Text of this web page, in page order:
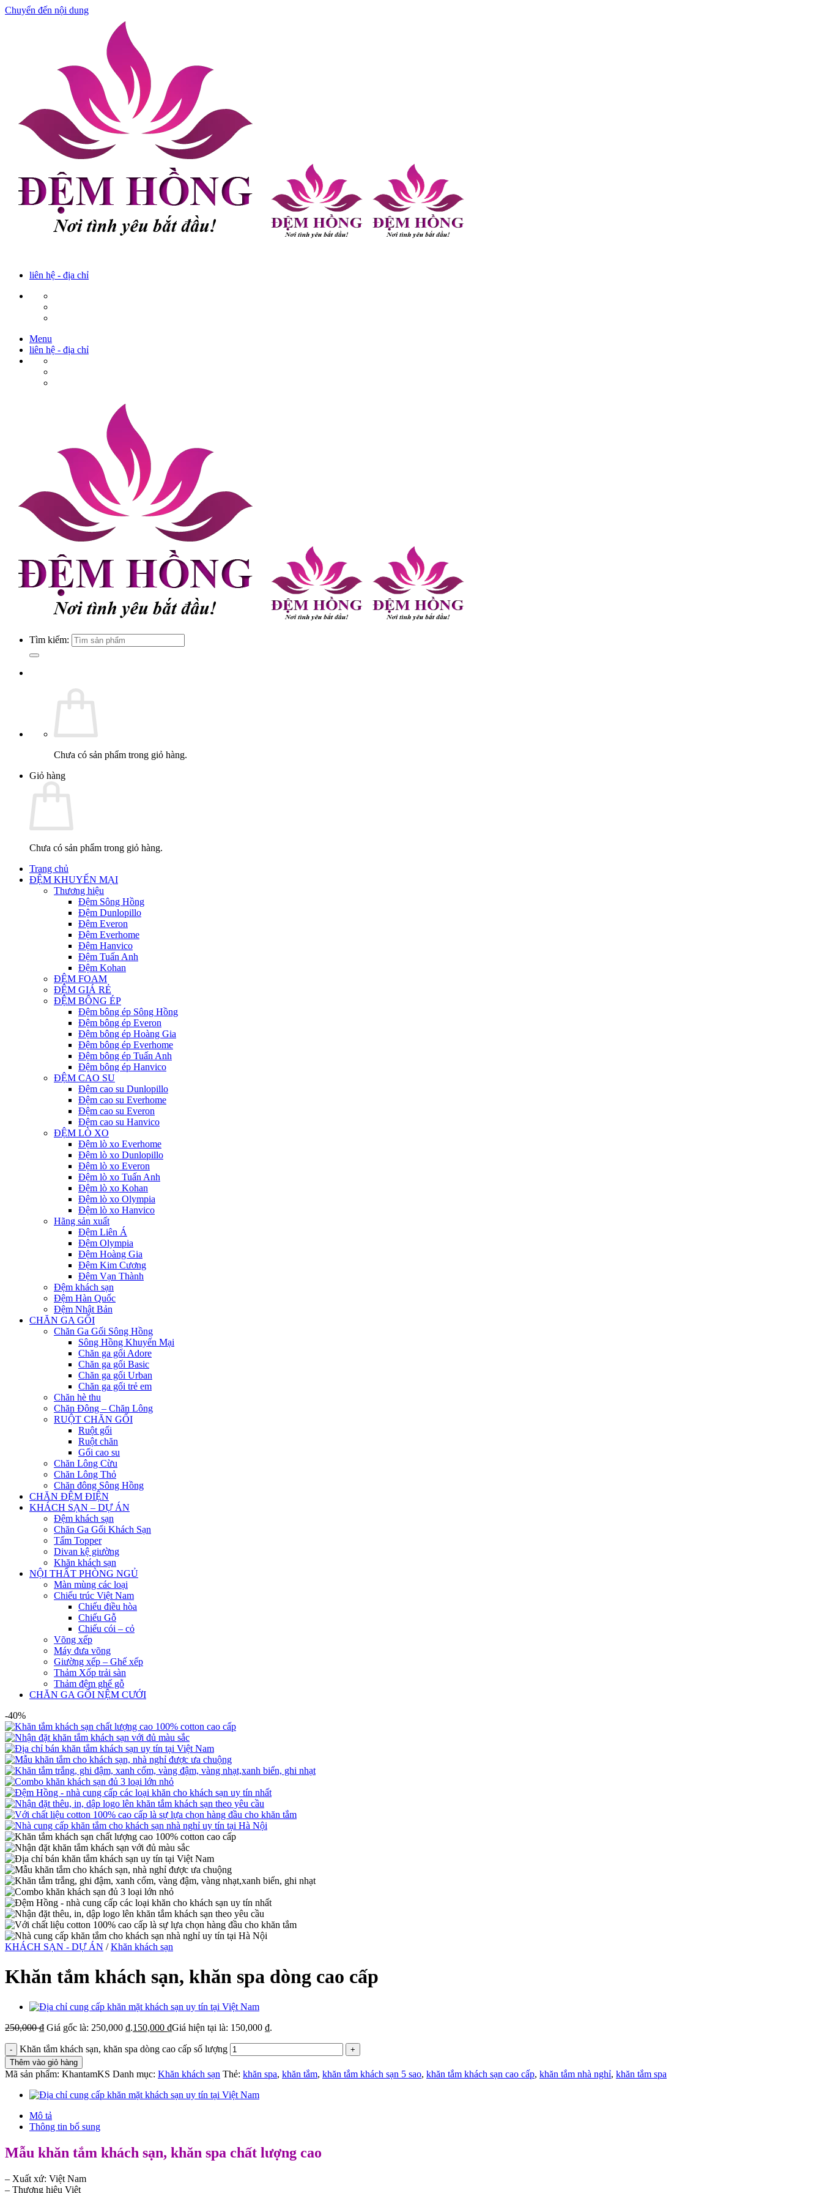
Chuyển đến nội dung
liên hệ - địa chỉ
Menu
liên hệ - địa chỉ
Tìm kiếm:
Chưa có sản phẩm trong giỏ hàng.
Giỏ hàng
Chưa có sản phẩm trong giỏ hàng.
Trang chủ
ĐỆM KHUYẾN MẠI
Thương hiệu
Đệm Sông Hồng
Đệm Dunlopillo
Đệm Everon
Đệm Everhome
Đệm Hanvico
Đệm Tuấn Anh
Đệm Kohan
ĐỆM FOAM
ĐỆM GIÁ RẺ
ĐỆM BÔNG ÉP
Đệm bông ép Sông Hồng
Đệm bông ép Everon
Đệm bông ép Hoàng Gia
Đệm bông ép Everhome
Đệm bông ép Tuấn Anh
Đệm bông ép Hanvico
ĐỆM CAO SU
Đệm cao su Dunlopillo
Đệm cao su Everhome
Đệm cao su Everon
Đệm cao su Hanvico
ĐỆM LÒ XO
Đệm lò xo Everhome
Đệm lò xo Dunlopillo
Đệm lò xo Everon
Đệm lò xo Tuấn Anh
Đệm lò xo Kohan
Đệm lò xo Olympia
Đệm lò xo Hanvico
Hãng sản xuất
Đệm Liên Á
Đệm Olympia
Đệm Hoàng Gia
Đệm Kim Cương
Đệm Vạn Thành
Đệm khách sạn
Đệm Hàn Quốc
Đệm Nhật Bản
CHĂN GA GỐI
Chăn Ga Gối Sông Hồng
Sông Hồng Khuyến Mại
Chăn ga gối Adore
Chăn ga gối Basic
Chăn ga gối Urban
Chăn ga gối trẻ em
Chăn hè thu
Chăn Đông – Chăn Lông
RUỘT CHĂN GỐI
Ruột gối
Ruột chăn
Gối cao su
Chăn Lông Cừu
Chăn Lông Thỏ
Chăn đông Sông Hồng
CHĂN ĐỆM ĐIỆN
KHÁCH SẠN – DỰ ÁN
Đệm khách sạn
Chăn Ga Gối Khách Sạn
Tấm Topper
Divan kệ giường
Khăn khách sạn
NỘI THẤT PHÒNG NGỦ
Màn mùng các loại
Chiếu trúc Việt Nam
Chiếu điều hòa
Chiếu Gỗ
Chiếu cói – cỏ
Võng xếp
Máy đưa võng
Giường xếp – Ghế xếp
Thảm Xốp trải sàn
Thảm đệm ghế gỗ
CHĂN GA GỐI NỆM CƯỚI
-40%
KHÁCH SẠN - DỰ ÁN / Khăn khách sạn
Khăn tắm khách sạn, khăn spa dòng cao cấp
250,000₫ Giá gốc là: 250,000 ₫.150,000 ₫Giá hiện tại là: 150,000 ₫.
Khăn tắm khách sạn, khăn spa dòng cao cấp số lượng
Thêm vào giỏ hàng
Mã sản phẩm: KhantamKS Danh mục: Khăn khách sạn Thẻ: khăn spa, khăn tắm, khăn tắm khách sạn 5 sao, khăn tắm khách sạn cao cấp, khăn tắm nhà nghỉ, khăn tắm spa
Mô tả
Thông tin bổ sung
Mẫu khăn tắm khách sạn, khăn spa chất lượng cao
– Xuất xứ: Việt Nam
– Thương hiệu Việt